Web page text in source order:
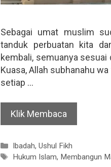
Sebagai umat muslim
tanduk perbuatan kita
kembali, semuanya sesuai
Kuasa, Allah subhanahu
setiap …
Klik Membaca
Categories
Ibadah,Ushul Fikh
Tags
Hukum Islam, Membangun